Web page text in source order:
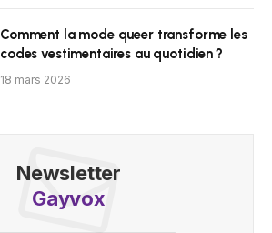
Comment la mode queer transforme les
codes vestimentaires au quotidien ?
18 mars 2026
Newsletter
Gayvox